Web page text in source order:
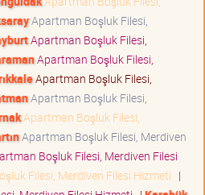
Apartman Boşluk Filesi,
Apartman Boşluk Filesi,
Apartman Boşluk Filesi,
Apartman Boşluk Filesi,
Apartman Boşluk Filesi,
Apartman Boşluk Filesi,
Apartman Boşluk Filesi, Merdiven
Boşluk Filesi, Merdiven Filesi
Filesi, Merdiven Filesi Hizmeti |